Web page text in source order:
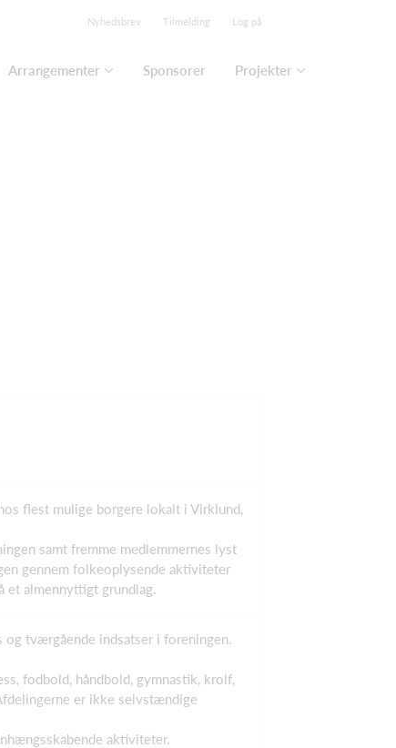
Nyhedsbrev Tilmelding Log på
Arrangementer Sponsorer Projekter
flest mulige borgere lokalt i Virklund,
samt fremme medlemmernes lyst
gennem folkeoplysende aktiviteter
et almennyttigt grundlag.
tværgående indsatser i foreningen.
, fodbold, håndbold, gymnastik, krolf,
er ikke selvstændige
aktiviteter.